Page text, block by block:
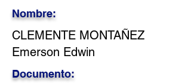
Nombre:
CLEMENTE MONTAÑEZ
Emerson Edwin
Documento: